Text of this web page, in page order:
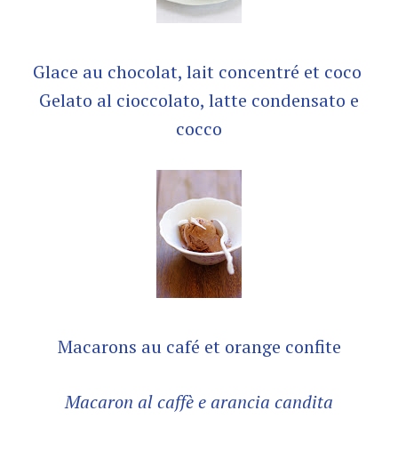
Glace au chocolat, lait concentré et coco
Gelato al cioccolato, latte condensato e
cocco
Macarons au café et orange confite
Macaron al caffè e arancia candita